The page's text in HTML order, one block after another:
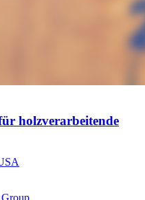
holzverarbeitende